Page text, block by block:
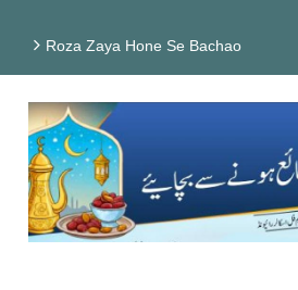
Roza Zaya Hone Se Bachao